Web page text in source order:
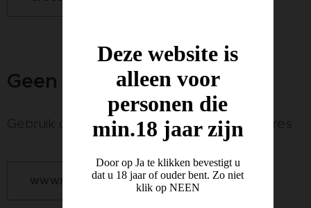
Deze website is
alleen voor
personen die
min.18 jaar zijn
Door op Ja te klikken bevestigt u
dat u 18 jaar of ouder bent. Zo niet
klik op NEEN
Geen handelaar?
Gebruik dan deze site voor al uw accessoires
www.mijnmancave.be